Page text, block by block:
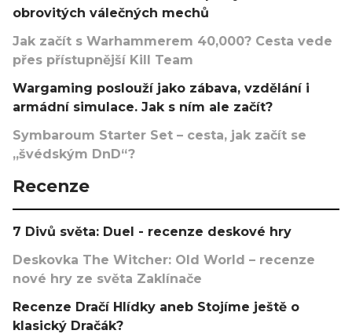
obrovitých válečných mechů
Jak začít s Warhammerem 40,000? Cesta vede
přes přístupnější Kill Team
Wargaming poslouží jako zábava, vzdělání i
armádní simulace. Jak s ním ale začít?
Symbaroum Starter Set – cesta, jak začít se
„švédským DnD“?
Recenze
7 Divů světa: Duel - recenze deskové hry
Deskovka The Witcher: Old World – recenze
nové hry ze světa Zaklínače
Recenze Dračí Hlídky aneb Stojíme ještě o
klasický Dračák?